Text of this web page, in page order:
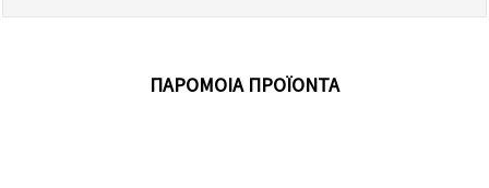
ΠΑΡΌΜΟΙΑ ΠΡΟΪΌΝΤΑ